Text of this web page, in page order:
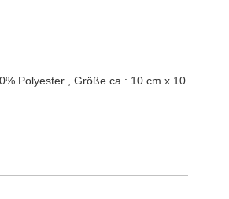
Polyester , Größe ca.: 10 cm x 10